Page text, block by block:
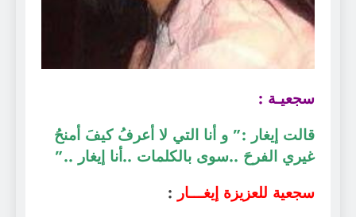
سجعيـة :
قالت إيغار :” و أنا التي لا أعرفُ كيفَ أمنحُ
غيري الفرحَ ..سوى بالكلمات ..أنا إيغار ..”
سجعية للعزيزة إيغـــار :